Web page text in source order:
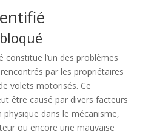
constitue l’un des problèmes
par les propriétaires
volets motorisés. Ce
être causé par divers facteurs
physique dans le mécanisme,
ou encore une mauvaise